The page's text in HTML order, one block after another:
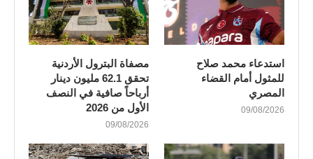
استدعاء محمد صلاح
للمثول أمام القضاء
المصري
09/08/2026
مصفاة البترول الأردنية
تحقق 62.1 مليون دينار
أرباحاً صافية في النصف
الأول من 2026
09/08/2026